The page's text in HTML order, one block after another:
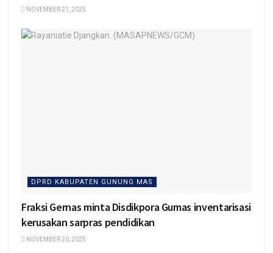
NOVEMBER 21, 2025
DPRD KABUPATEN GUNUNG MAS
Fraksi Gernas minta Disdikpora Gumas inventarisasi
kerusakan sarpras pendidikan
NOVEMBER 20, 2025